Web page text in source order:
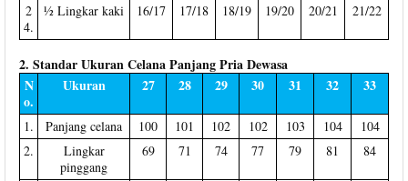
2
4.
½ Lingkar kaki 16/17 17/18 18/19 19/20 20/21 21/22
2. Standar Ukuran Celana Panjang Pria Dewasa
N
o.
Ukuran 27 28 29 30 31 32 33
1. Panjang celana 100 101 102 102 103 104
104
2.
Lingkar
pinggang
69 71 74 77 79 81 84